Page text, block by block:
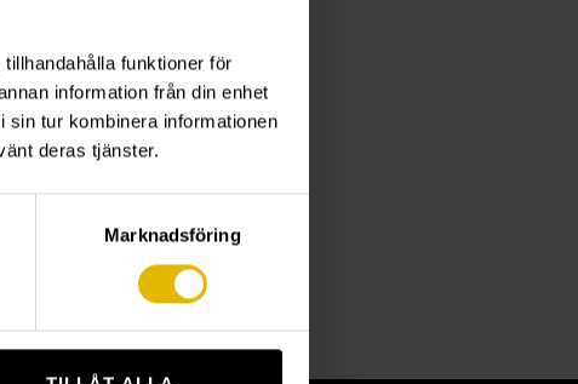
funktioner för
information från din enhet
tur kombinera informationen
deras tjänster.
Marknadsföring